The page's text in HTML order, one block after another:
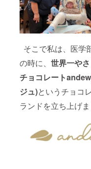
そこで私は、医学
の時に、 世界一や
チョコレート
ジュ)というチョコ
ランドを立ち上げま